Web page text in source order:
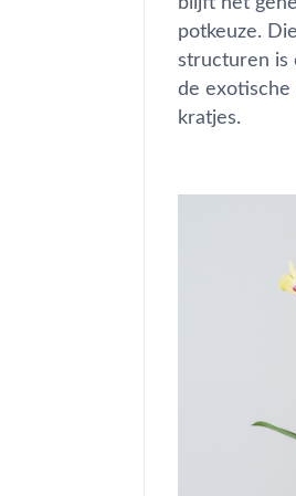
potkeuze.
structuren is
de exotische
kratjes.